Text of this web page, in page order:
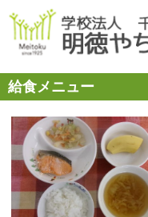
給食メニュー